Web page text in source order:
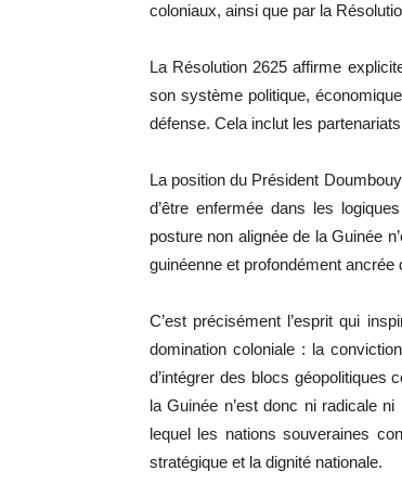
coloniaux, ainsi que par la
La Résolution 2625 affirme
son système politique,
défense. Cela inclut les
La position du Président
d’être enfermée dans les
posture non alignée de la Guinée
guinéenne et profondément ancrée
C’est précisément l’esprit qui
domination coloniale : la
d’intégrer des blocs géopolitiques
la Guinée n’est donc ni radicale ni
lequel les nations souveraines
stratégique et la dignité nationale.